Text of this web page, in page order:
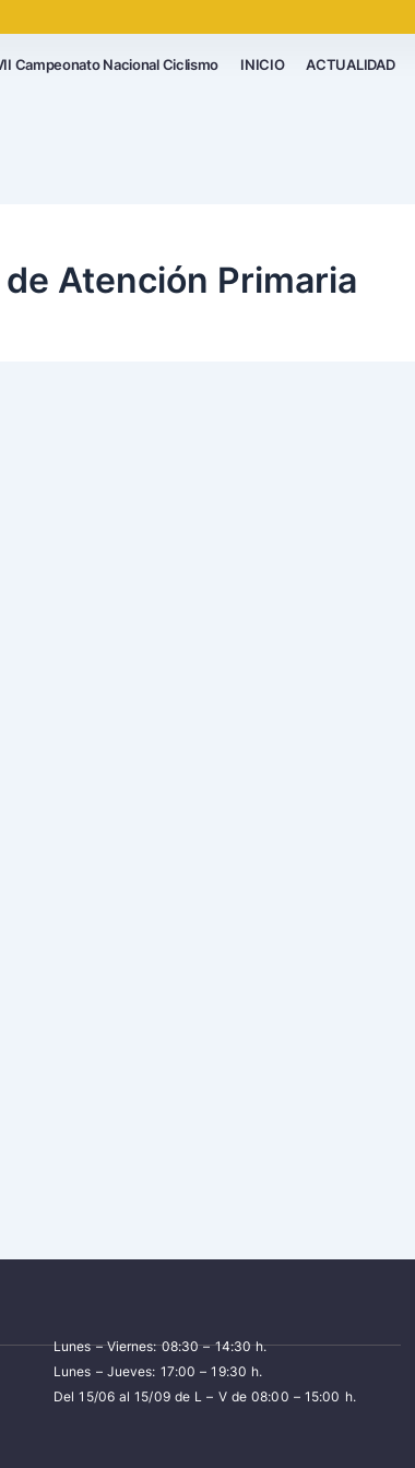
Campeonato Nacional Ciclismo INICIO ACTUALIDAD
Atención Primaria
Lunes – Viernes: 08:30 – 14:30 h.
Lunes – Jueves: 17:00 – 19:30 h.
Del 15/06 al 15/09 de L – V de 08:00 – 15:00 h.